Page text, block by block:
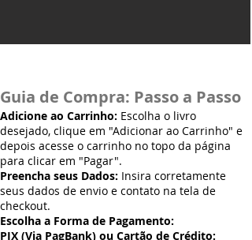
Guia de Compra: Passo a Passo
Adicione ao Carrinho: Escolha o livro
desejado, clique em "Adicionar ao Carrinho" e
depois acesse o carrinho no topo da página
para clicar em "Pagar".
Preencha seus Dados: Insira corretamente
seus dados de envio e contato na tela de
checkout.
Escolha a Forma de Pagamento:
PIX (Via PagBank) ou Cartão de Crédito: